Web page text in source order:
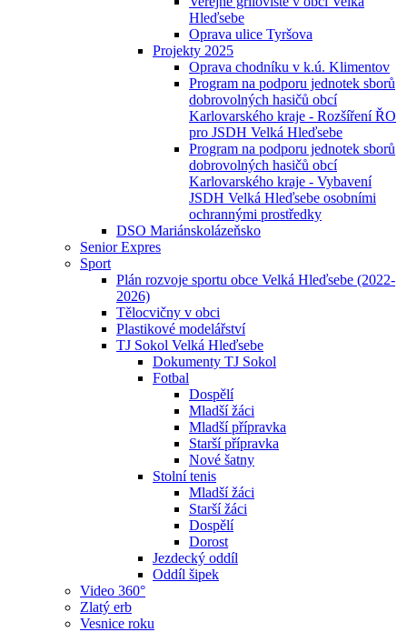
Hleďsebe
Oprava ulice Tyršova
Projekty 2025
Oprava chodníku v k.ú. Klimentov
Program na podporu jednotek sborů
dobrovolných hasičů obcí
Karlovarského kraje - Rozšíření ŘO
pro JSDH Velká Hleďsebe
Program na podporu jednotek sborů
dobrovolných hasičů obcí
Karlovarského kraje - Vybavení
JSDH Velká Hleďsebe osobními
ochrannými prostředky
DSO Mariánskolázeňsko
Senior Expres
Sport
Plán rozvoje sportu obce Velká Hleďsebe (2022-
2026)
Tělocvičny v obci
Plastikové modelářství
TJ Sokol Velká Hleďsebe
Dokumenty TJ Sokol
Fotbal
Dospělí
Mladší žáci
Mladší přípravka
Starší přípravka
Nové šatny
Stolní tenis
Mladší žáci
Starší žáci
Dospělí
Dorost
Jezdecký oddíl
Oddíl šipek
Video 360°
Zlatý erb
Vesnice roku